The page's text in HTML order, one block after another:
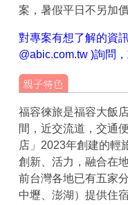
案，暑假平日不另加
對專案有想了解的資
@abic.com.tw )詢問
福容徠旅是福容大飯
間，近交流道，交通
店」2023年創建的輕
創新、活力，融合在
前台灣各地已有五家
中壢、澎湖）提供住